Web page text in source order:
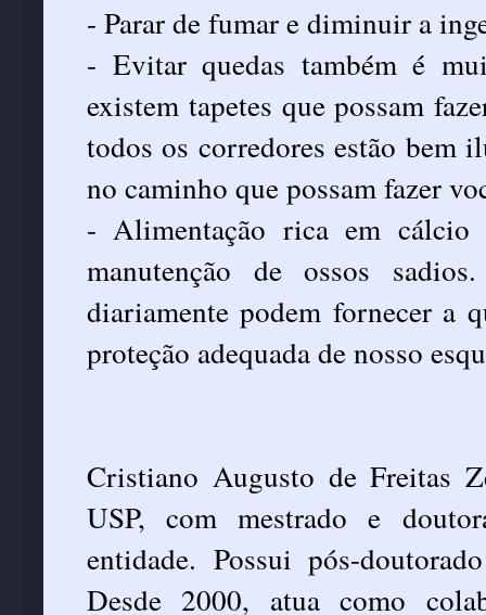
- Parar de fumar e diminuir a
- Evitar quedas também é
existem tapetes que possam
todos os corredores estão bem
no caminho que possam fazer
- Alimentação rica em cálcio
manutenção de ossos
diariamente podem fornecer a
proteção adequada de nosso
Cristiano Augusto de Freitas
USP, com mestrado e
entidade. Possui pós-
Desde 2000, atua como